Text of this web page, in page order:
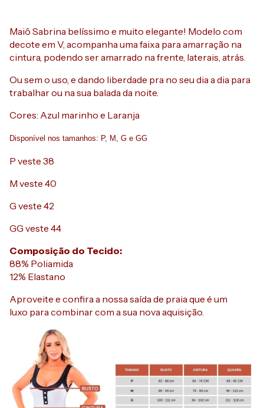
Maiô Sabrina belíssimo e muito elegante! Modelo com
decote em V, acompanha uma faixa para amarração na
cintura, podendo ser amarrado na frente, laterais, atrás.
Ou sem o uso, e dando liberdade pra no seu dia a dia para
trabalhar ou na sua balada da noite.
Cores: Azul marinho e Laranja
Disponível nos tamanhos: P, M, G e GG
P veste 38
M veste 40
G veste 42
GG veste 44
Composição do Tecido:
88% Poliamida
12% Elastano
Aproveite e confira a nossa saída de praia que é um
luxo para combinar com a sua nova aquisição.